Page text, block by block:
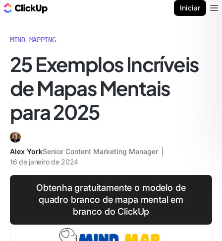
Iniciar
MIND MAPPING
25 Exemplos Incríveis
de Mapas Mentais
para 2025
Alex YorkSenior Content Marketing Manager
16 de janeiro de 2024
Obtenha gratuitamente o modelo de
quadro branco de mapa mental em
branco do ClickUp